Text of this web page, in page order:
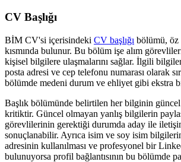
CV Başlığı
BİM CV'si içerisindeki CV başlığı bölümü, öz
kısmında bulunur. Bu bölüm işe alım
kişisel bilgilere ulaşmalarını sağlar. İlgili
posta adresi ve cep telefonu numarası olarak
bölümde medeni durum ve ehliyet gibi ekstra
Başlık bölümünde belirtilen her bilginin güncel
kritiktir. Güncel olmayan yanlış bilgilerin
görevlilerinin gerektiği durumda aday ile
sonuçlanabilir. Ayrıca isim ve soy isim
adresinin kullanılması ve profesyonel bir
bulunuyorsa profil bağlantısının bu bölümde